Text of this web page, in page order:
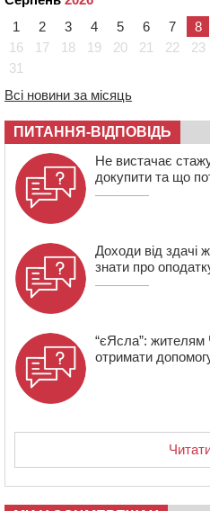
На Кам’янщині сталася
сміттєзвалища
12:50 Внаслідок падіння
захисник зі Сміли
12:15 У центрі Черкас не
1
2 3 4 5 6 7 8
16
17 18 19 20 21 22 23
31
Всі новини за місяць
ПИТАННЯ-ВІДПОВІДЬ
Не вистачає
докупити та що
Доходи від здачі
знати про
“єЯсла”: жителям
отримати